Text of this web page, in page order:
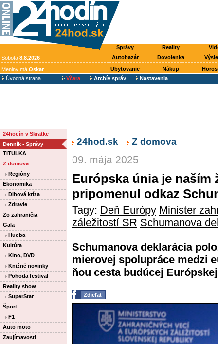
Správy Reality
Sobota 8.8.2026 Autobazár Dovolenka
Meniny má Oskar Ubytovanie Nákup
Úvodná strana
Včera Archív správ Nastavenia
24hodín v Skratke
Denník - Správy
TITULKA
Z domova
Regióny
Ekonomika
Dlhová kríza
Zdravie
Zo zahraničia
Gala
Hudba
Kultúra
Kino, DVD
Knižné novinky
Pohoda festival
Reality show
SuperStar
Šport
F1
Auto moto
Zaujímavosti
24hod.sk Z domova
09. mája 2025
Európska únia je
pripomenul odkaz
Tagy: Deň Európy Minister
záležitostí SR Schumanova
Schumanova deklarácia
mierovej spolupráce medzi
ňou cesta budúcej
Zdieľať